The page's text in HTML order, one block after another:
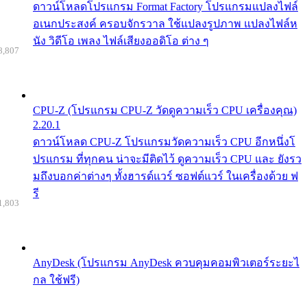
ดาวน์โหลดโปรแกรม Format Factory โปรแกรมแปลงไฟล์
อเนกประสงค์ ครอบจักรวาล ใช้แปลงรูปภาพ แปลงไฟล์ห
นัง วิดีโอ เพลง ไฟล์เสียงออดิโอ ต่าง ๆ
CPU-Z (โปรแกรม CPU-Z วัดดูความเร็ว CPU เครื่องคุณ)
2.20.1
ดาวน์โหลด CPU-Z โปรแกรมวัดความเร็ว CPU อีกหนึ่งโ
ปรแกรม ที่ทุกคน น่าจะมีติดไว้ ดูความเร็ว CPU และ ยังรว
มถึงบอกค่าต่างๆ ทั้งฮารด์แวร์ ซอฟต์แวร์ ในเครื่องด้วย ฟ
รี
AnyDesk (โปรแกรม AnyDesk ควบคุมคอมพิวเตอร์ระยะไ
กล ใช้ฟรี)